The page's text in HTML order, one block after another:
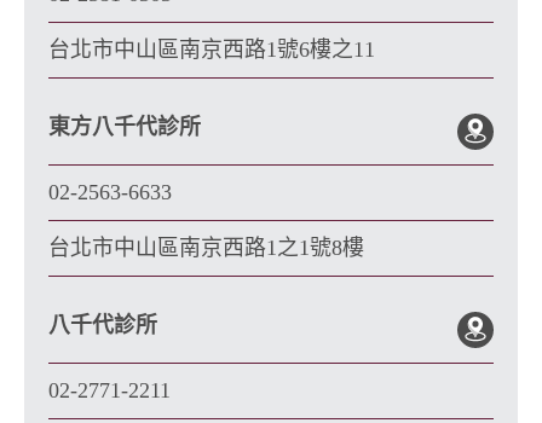
台北市中山區南京西路1號6樓之11
東方八千代診所
02-2563-6633
台北市中山區南京西路1之1號8樓
八千代診所
02-2771-2211